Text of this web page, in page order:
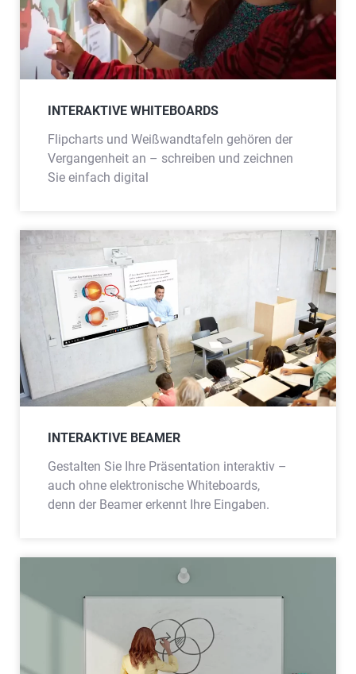
INTERAKTIVE WHITEBOARDS
Flipcharts und Weißwandtafeln gehören der
Vergangenheit an – schreiben und zeichnen
Sie einfach digital
INTERAKTIVE BEAMER
Gestalten Sie Ihre Präsentation interaktiv –
auch ohne elektronische Whiteboards,
denn der Beamer erkennt Ihre Eingaben.